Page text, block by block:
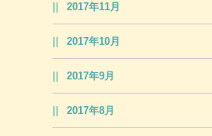
2017年11月
2017年10月
2017年9月
2017年8月